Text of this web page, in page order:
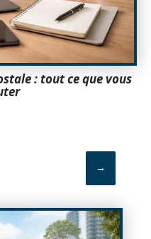
: tout ce que vous